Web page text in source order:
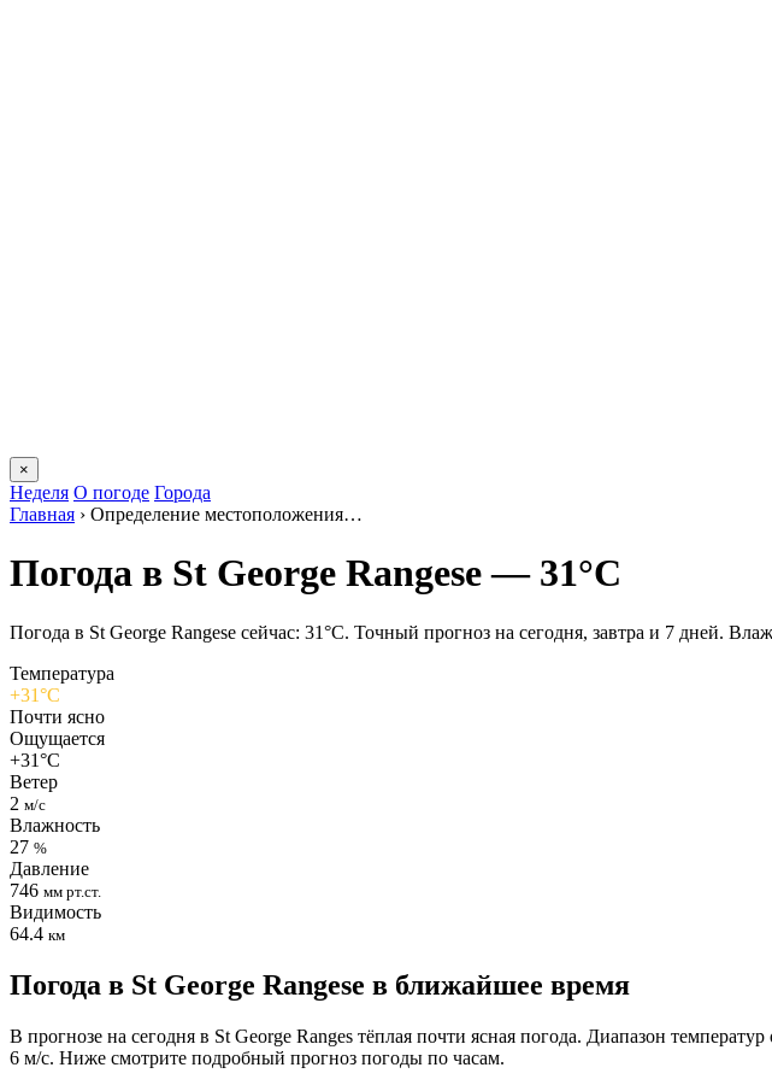
×
Неделя О погоде Города
Главная › Определение местоположения…
Погода в St George Rangesе — 31°C
Погода в St George Rangesе сейчас: 31°C. Точный прогноз на сегодня, завтра и 7 дней.
Температура
+31°C
Почти ясно
Ощущается
+31°C
Ветер
2 м/с
Влажность
27 %
Давление
746 мм рт.ст.
Видимость
64.4 км
Погода в St George Rangesе в ближайшее время
В прогнозе на сегодня в St George Ranges тёплая почти ясная погода. Диапазон
6 м/с. Ниже смотрите подробный прогноз погоды по часам.